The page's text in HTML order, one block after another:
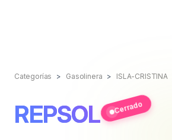
Categorías Gasolinera ISLA-CRISTINA
REPSOL Cerrado